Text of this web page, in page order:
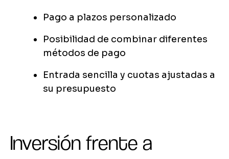
Pago a plazos personalizado
Posibilidad de combinar diferentes
métodos de pago
Entrada sencilla y cuotas ajustadas a
su presupuesto
Inversión frente a